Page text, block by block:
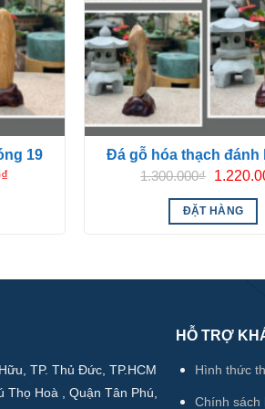
19
₫
Đá gỗ hóa thạch đánh
1.300.000₫ Giá
gốc
là:
ĐẶT HÀNG
TP. Thủ Đức, TP.HCM
Thọ Hoà , Quận Tân Phú,
HỖ TRỢ
Hình thức
Chính sách